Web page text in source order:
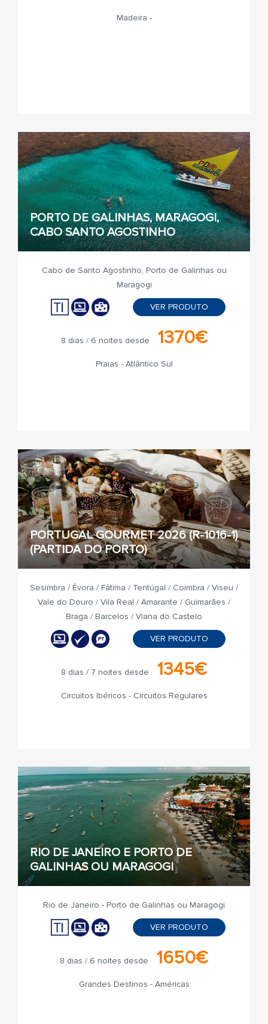
Madeira -
PORTO DE GALINHAS, MARAGOGI,
CABO SANTO AGOSTINHO
Cabo de Santo Agostinho, Porto de Galinhas ou
Maragogi
VER PRODUTO
8 dias / 6 noites desde 1370€
Praias - Atlântico Sul
PORTUGAL GOURMET 2026 (R-1016-1)
(PARTIDA DO PORTO)
Sesimbra / Évora / Fátima / Tentúgal / Coimbra / Viseu /
Vale do Douro / Vila Real / Amarante / Guimarães /
Braga / Barcelos / Viana do Castelo
VER PRODUTO
8 dias / 7 noites desde 1345€
Circuitos Ibéricos - Circuitos Regulares
RIO DE JANEIRO E PORTO DE
GALINHAS OU MARAGOGI
Rio de Janeiro - Porto de Galinhas ou Maragogi
VER PRODUTO
8 dias / 6 noites desde 1650€
Grandes Destinos - Américas